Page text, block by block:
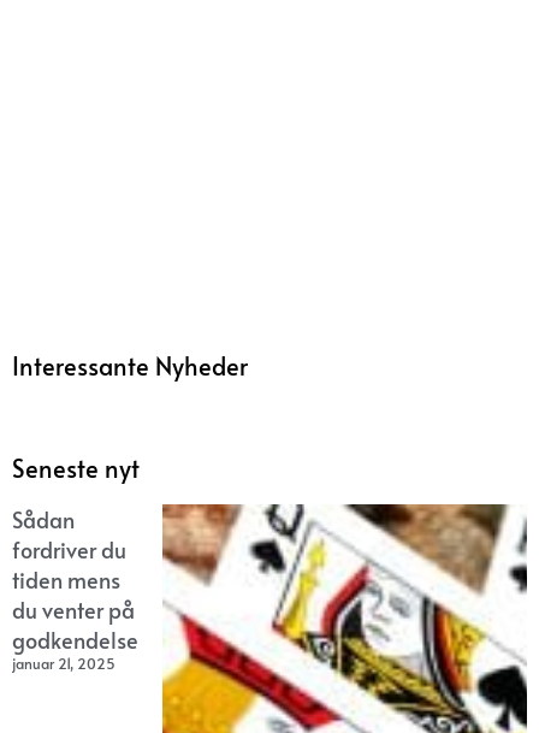
Interessante Nyheder
Seneste nyt
Sådan
fordriver du
tiden mens
du venter på
godkendelse
januar 21, 2025